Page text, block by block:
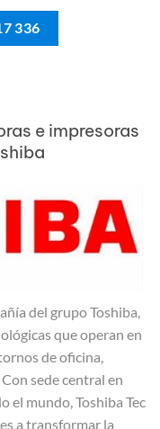
336
e impresoras
del grupo Toshiba,
que operan en
de oficina,
sede central en
el mundo, Toshiba Tec
a transformar la